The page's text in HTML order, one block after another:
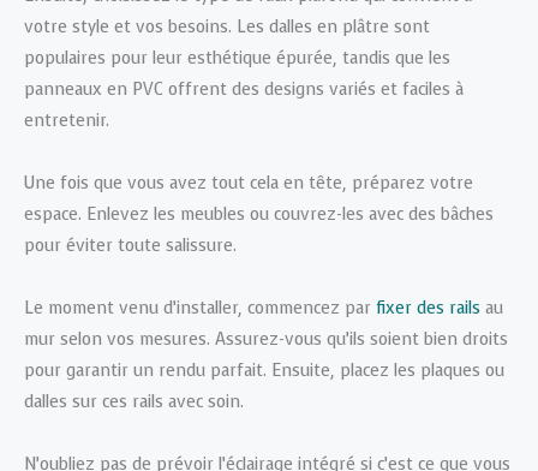
votre style et vos besoins. Les dalles en plâtre sont
populaires pour leur esthétique épurée, tandis que les
panneaux en PVC offrent des designs variés et faciles à
entretenir.
Une fois que vous avez tout cela en tête, préparez votre
espace. Enlevez les meubles ou couvrez-les avec des bâches
pour éviter toute salissure.
Le moment venu d’installer, commencez par fixer des rails au
mur selon vos mesures. Assurez-vous qu’ils soient bien droits
pour garantir un rendu parfait. Ensuite, placez les plaques ou
dalles sur ces rails avec soin.
N’oubliez pas de prévoir l’éclairage intégré si c’est ce que vous